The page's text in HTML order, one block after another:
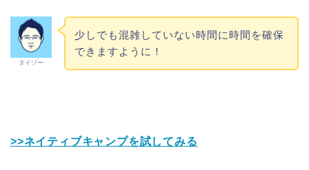
タイゾー
少しでも混雑していない時間に時間を確保
できますように！
>>ネイティブキャンプを試してみる